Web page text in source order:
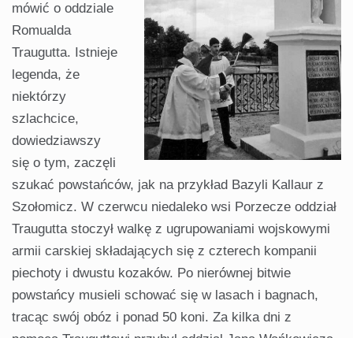
mówić o oddziale
Romualda
Traugutta. Istnieje
legenda, że
niektórzy
szlachcice,
dowiedziawszy
się o tym, zaczęli
szukać powstańców, jak na przykład Bazyli Kallaur z
Szołomicz. W czerwcu niedaleko wsi Porzecze oddział
Traugutta stoczył walkę z ugrupowaniami wojskowymi
armii carskiej składających się z czterech kompanii
piechoty i dwustu kozaków. Po nierównej bitwie
powstańcy musieli schować się w lasach i bagnach,
tracąc swój obóz i ponad 50 koni. Za kilka dni z